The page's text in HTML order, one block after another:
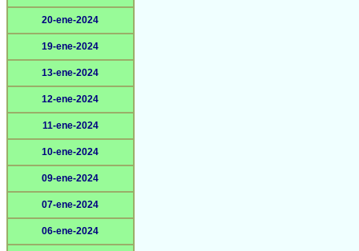
20-ene-2024
19-ene-2024
13-ene-2024
12-ene-2024
11-ene-2024
10-ene-2024
09-ene-2024
07-ene-2024
06-ene-2024